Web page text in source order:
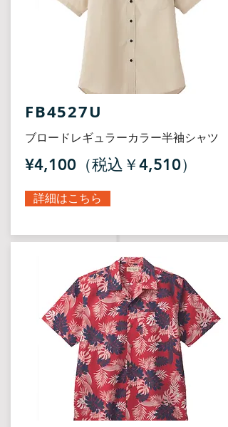
FB4527U
ブロードレギュラーカラー半袖シャツ
¥4,100（税込￥4,510）
詳細はこちら